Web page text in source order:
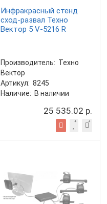
Инфракрасный стенд
сход-развал Техно
Вектор 5 V-5216 R
Производитель: Техно
Вектор
Артикул: 8245
Наличие: В наличии
25 535.02 р.